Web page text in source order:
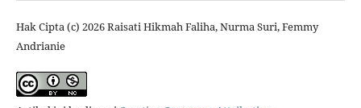
Hak Cipta (c) 2026 Raisati Hikmah Faliha, Nurma Suri, Femmy
Andrianie